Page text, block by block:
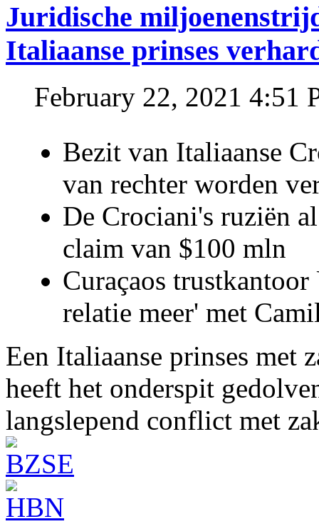
Juridische
Italiaanse prinses
February 22, 2021 4:51
Bezit van Italiaanse
van rechter worden
De Crociani's ruziën
claim van $100 mln
Curaçaos
relatie meer' met
Een Italiaanse prinses met
heeft het onderspit
langslepend conflict met